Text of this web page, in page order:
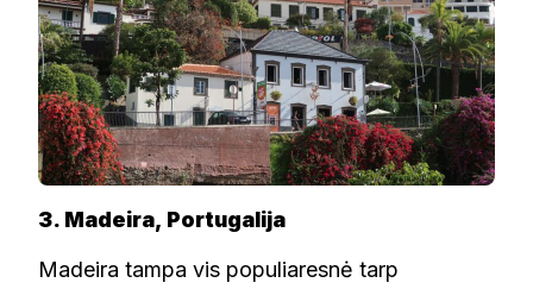
3. Madeira, Portugalija
Madeira tampa vis populiaresnė tarp